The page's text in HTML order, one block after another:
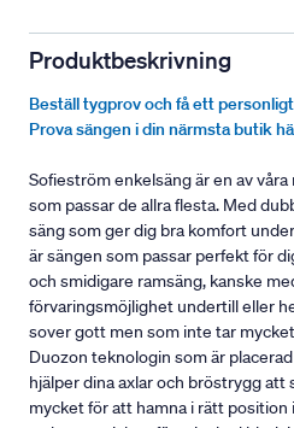
Produktbeskrivning
Beställ tygprov och få ett
Prova sängen i din närmsta butik
Sofieström enkelsäng är en av
som passar de allra flesta. Med
säng som ger dig bra komfort
är sängen som passar perfekt för
och smidigare ramsäng, kanske
förvaringsmöjlighet undertill eller
sover gott men som inte tar
Duozon teknologin som är
hjälper dina axlar och bröstrygg att
mycket för att hamna i rätt position